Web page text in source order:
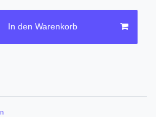
In den Warenkorb